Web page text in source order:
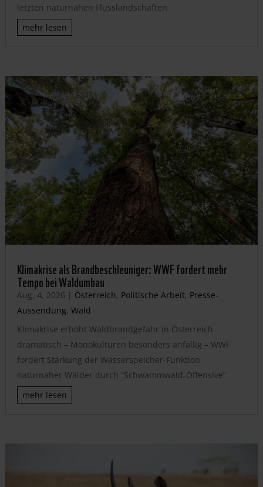
letzten naturnahen Flusslandschaften
mehr lesen
Klimakrise als Brandbeschleuniger: WWF fordert mehr
Tempo bei Waldumbau
Aug. 4, 2026 | Österreich, Politische Arbeit, Presse-
Aussendung, Wald
Klimakrise erhöht Waldbrandgefahr in Österreich
dramatisch – Monokulturen besonders anfällig – WWF
fordert Stärkung der Wasserspeicher-Funktion
naturnaher Wälder durch “Schwammwald-Offensive”
mehr lesen